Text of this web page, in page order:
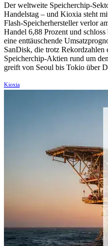
Der weltweite Speicherchip-
Handelstag – und Kioxia steht
Flash-Speicherhersteller verlor
Handel 6,88 Prozent und
eine enttäuschende
SanDisk, die trotz Rekordzahlen
Speicherchip-Aktien rund um
greift von Seoul bis Tokio über
Kioxia